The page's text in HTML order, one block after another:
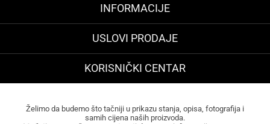
INFORMACIJE
USLOVI PRODAJE
KORISNIČKI CENTAR
Želimo da budemo što tačniji u prikazu stanja, opisa, fotografija i
samih cijena naših proizvoda.